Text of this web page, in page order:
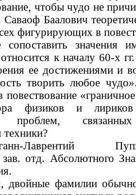
чтобы чудо не
Баалович
фигурирующих в
сопоставить значения
к началу 60-х
ее достижениями и
творить любое
повествование
физиков и
проблем,
техники?
Лаврентий
зав. отд. Абсолютного
двойные фамилии